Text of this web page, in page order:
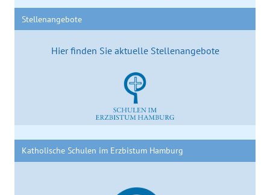
Stellenangebote
Hier finden Sie aktuelle Stellenangebote
Katholische Schulen im Erzbistum Hamburg